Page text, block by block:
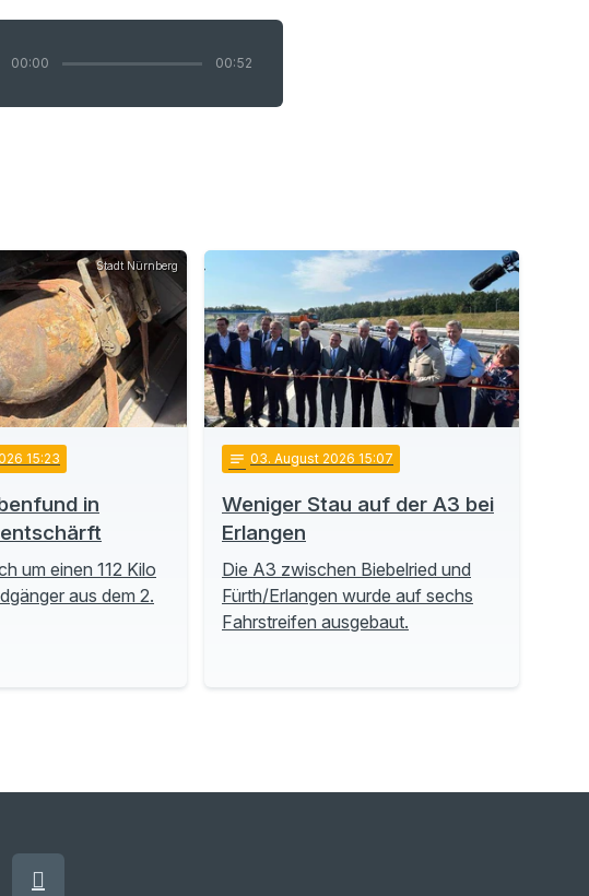
00:00 00:52
Stadt Nürnberg
15:23
in
um einen 112 Kilo
aus dem 2.
notes 03. August 2026 15:07
Weniger Stau auf der A3 bei
Erlangen
Die A3 zwischen Biebelried und
Fürth/Erlangen wurde auf sechs
Fahrstreifen ausgebaut.